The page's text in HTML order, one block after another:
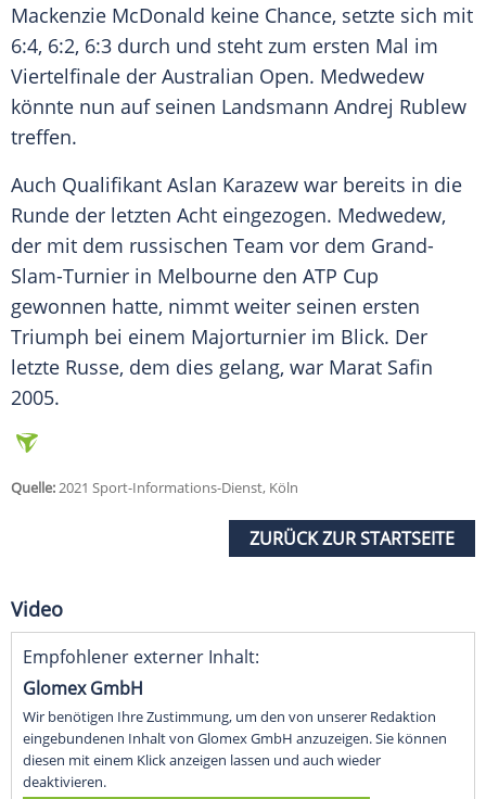
Mackenzie McDonald keine Chance, setzte sich mit
6:4, 6:2, 6:3 durch und steht zum ersten Mal im
Viertelfinale der Australian Open. Medwedew
könnte nun auf seinen Landsmann Andrej Rublew
treffen.
Auch Qualifikant Aslan Karazew war bereits in die
Runde der letzten Acht eingezogen. Medwedew,
der mit dem russischen Team vor dem Grand-
Slam-Turnier in Melbourne den ATP Cup
gewonnen hatte, nimmt weiter seinen ersten
Triumph bei einem Majorturnier im Blick. Der
letzte Russe, dem dies gelang, war Marat Safin
2005.
Quelle:2021 Sport-Informations-Dienst, Köln
ZURÜCK ZUR STARTSEITE
Video
Empfohlener externer Inhalt:
Glomex GmbH
Wir benötigen Ihre Zustimmung, um den von unserer Redaktion
eingebundenen Inhalt von Glomex GmbH anzuzeigen. Sie können
diesen mit einem Klick anzeigen lassen und auch wieder
deaktivieren.